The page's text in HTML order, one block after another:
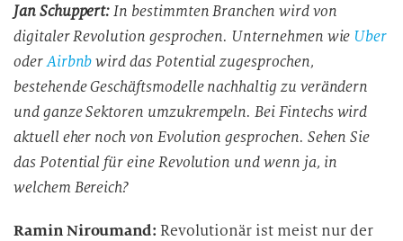
Jan Schuppert:In bestimmten Branchen wird von
digitaler Revolution gesprochen. Unternehmen wie Uber
oderAirbnbwird das Potential zugesprochen,
bestehende Geschäftsmodelle nachhaltig zu verändern
und ganze Sektoren umzukrempeln. Bei Fintechs wird
aktuell eher noch von Evolution gesprochen. Sehen Sie
das Potential für eine Revolution und wenn ja, in
welchem Bereich?
Ramin Niroumand: Revolutionär ist meist nur der